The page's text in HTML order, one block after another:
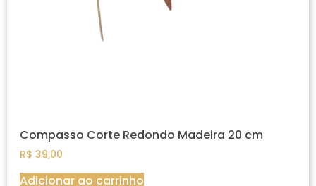
Compasso Corte Redondo Madeira 20 cm
R$ 39,00
Adicionar ao carrinho